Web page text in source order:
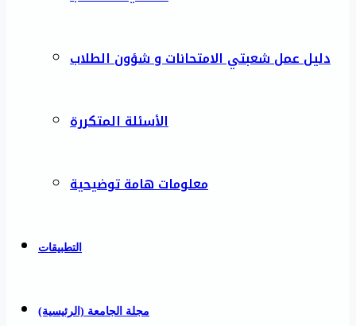
دليل عمل شعبتي الامتحانات و شؤون الطلاب
الأسئلة المتكررة
معلومات هامة توضيحية
التطبيقات
مجلة الجامعة (الرئيسية)